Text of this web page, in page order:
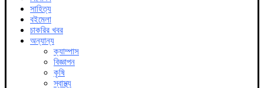
সাহিত্য
বইমেলা
চাকরির খবর
অন্যান্য
ক্যাম্পাস
বিজ্ঞাপন
কৃষি
স্বাস্থ্য